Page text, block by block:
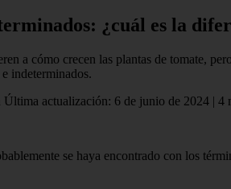
¿cuál es la
a cómo crecen las plantas de tomate,
indeterminados.
actualización: 6 de junio de 2024 | 4
se haya encontrado con los